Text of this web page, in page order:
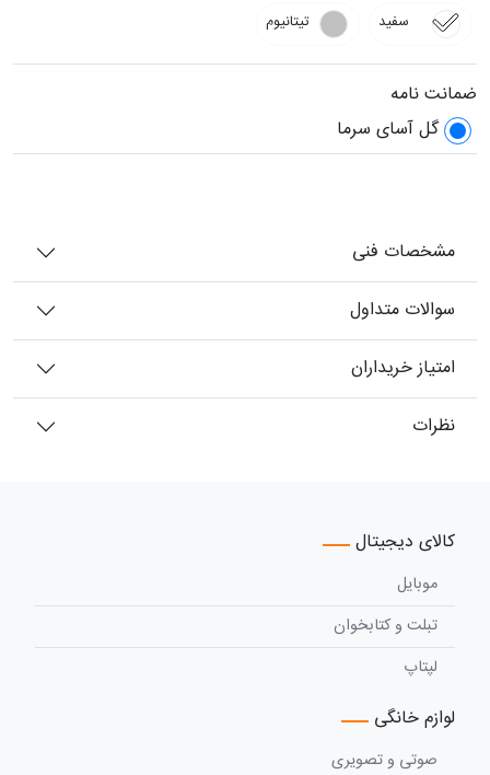
سفید تیتانیوم
ضمانت نامه
گل آسای سرما
مشخصات فنی
سوالات متداول
امتیاز خریداران
نظرات
کالای دیجیتال
موبایل
تبلت و کتابخوان
لپتاپ
لوازم خانگی
صوتی و تصویری